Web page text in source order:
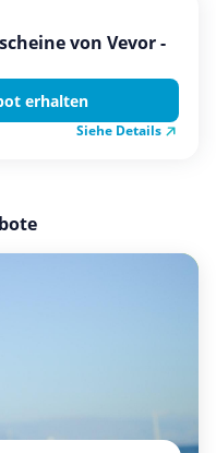
von Vevor -
erhalten
Siehe Details